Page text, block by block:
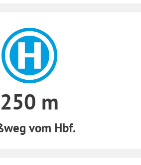
250 m
vom Hbf.